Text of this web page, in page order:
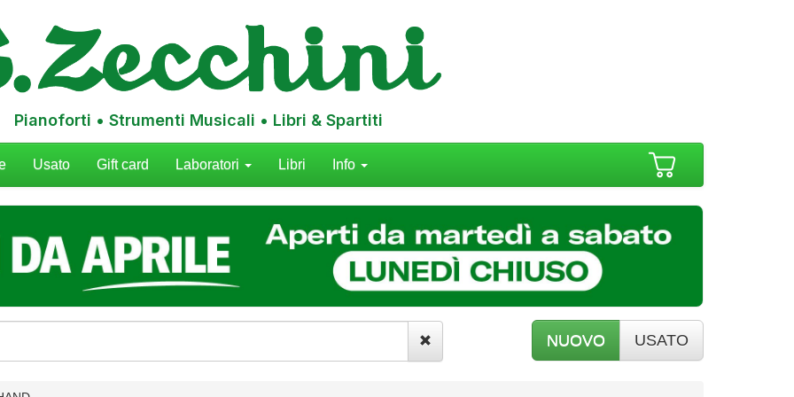
Pianoforti • Strumenti Musicali • Libri & Spartiti
Usato Gift card Laboratori Libri Info
NUOVO USATO